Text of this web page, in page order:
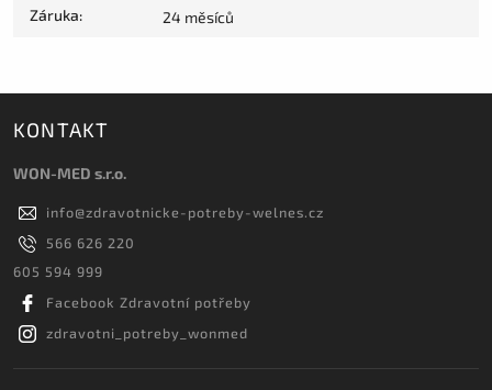
Záruka: 24 měsíců
KONTAKT
WON-MED s.r.o.
info@zdravotnicke-potreby-welnes.cz
566 626 220
605 594 999
Facebook Zdravotní potřeby
zdravotni_potreby_wonmed